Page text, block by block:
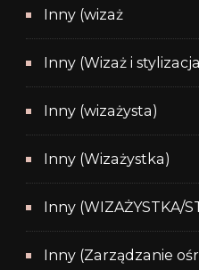
Inny (wizaż
Inny (Wizaż i
Inny (wizażysta)
Inny (Wizażystka)
Inny (WIZAŻYSTKA/
Inny (Zarządzanie